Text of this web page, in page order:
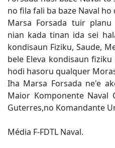
no fila fali ba baze Naval ho
Marsa Forsada tuir planu
nian kada tinan ida sei
kondisaun Fiziku, Saude,
bele Eleva kondisaun
hodi hasoru qualquer
Iha Marsa Forsada ne'e
Maior Komponente Naval
Guterres,no Komandante
‎Média F-FDTL Naval.